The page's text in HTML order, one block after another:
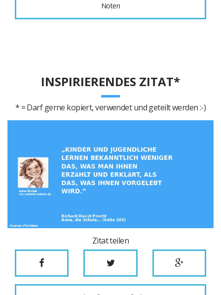
Noten
INSPIRIERENDES ZITAT*
* = Darf gerne kopiert, verwendet und geteilt werden :-)
Zitat teilen